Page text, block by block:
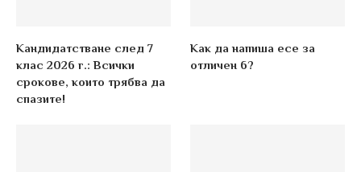
Кандидатстване след 7
клас 2026 г.: Всички
срокове, които трябва да
спазите!
Как да напиша есе за
отличен 6?